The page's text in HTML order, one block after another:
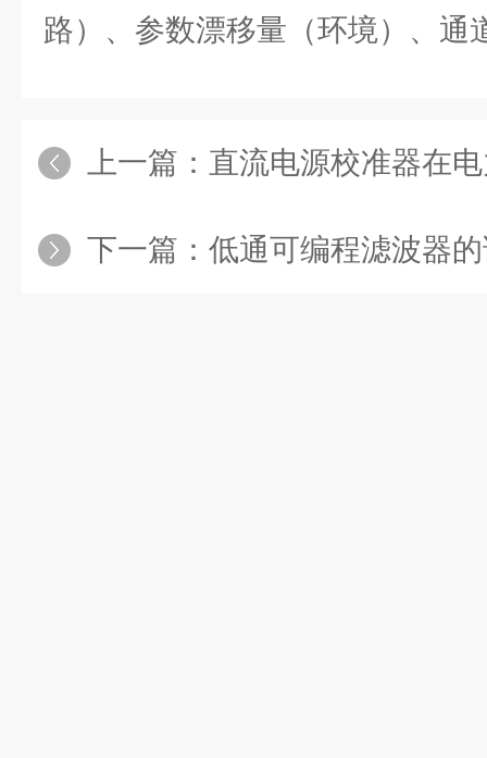
路）、参数漂移量（环境）、通
上一篇： 直流电源校准器在
下一篇： 低通可编程滤波器